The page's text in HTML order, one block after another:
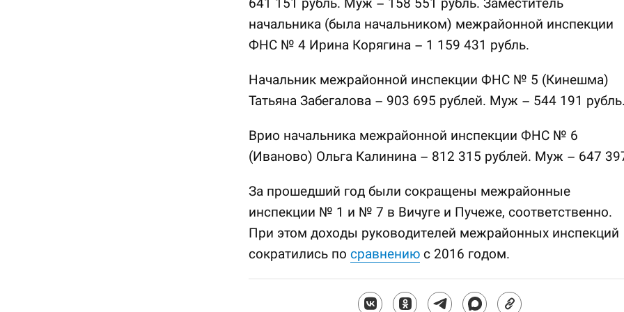
начальника (была начальником) межрайонной инспекции
ФНС № 4 Ирина Корягина – 1 159 431 рубль.
Начальник межрайонной инспекции ФНС № 5 (Кинешма)
Татьяна Забегалова – 903 695 рублей. Муж – 544 191
Врио начальника межрайонной инспекции ФНС № 6
(Иваново) Ольга Калинина – 812 315 рублей. Муж – 647
За прошедший год были сокращены межрайонные
инспекции № 1 и № 7 в Вичуге и Пучеже, соответственно.
При этом доходы руководителей межрайонных инспекций
сократились по сравнениюс 2016 годом.